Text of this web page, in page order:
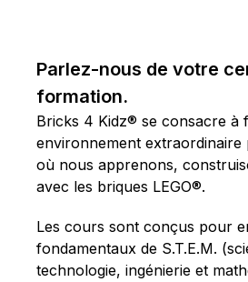
Parlez-nous de votre
formation.
Bricks 4 Kidz® se consacre à
environnement extraordinaire
où nous apprenons,
avec les briques LEGO®.
Les cours sont conçus pour
fondamentaux de S.T.E.M.
technologie, ingénierie et